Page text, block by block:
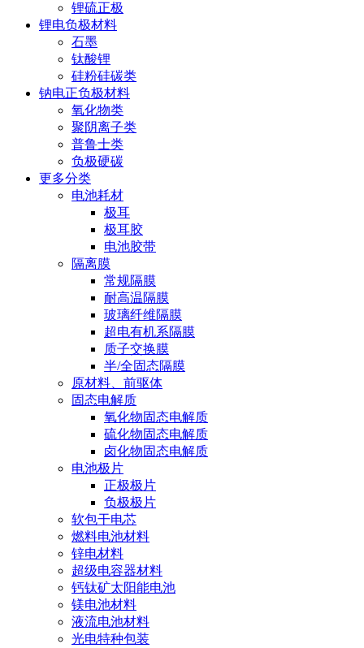
锂硫正极
锂电负极材料
石墨
钛酸锂
硅粉硅碳类
钠电正负极材料
氧化物类
聚阴离子类
普鲁士类
负极硬碳
更多分类
电池耗材
极耳
极耳胶
电池胶带
隔离膜
常规隔膜
耐高温隔膜
玻璃纤维隔膜
超电有机系隔膜
质子交换膜
半/全固态隔膜
原材料、前驱体
固态电解质
氧化物固态电解质
硫化物固态电解质
卤化物固态电解质
电池极片
正极极片
负极极片
软包干电芯
燃料电池材料
锌电材料
超级电容器材料
钙钛矿太阳能电池
镁电池材料
液流电池材料
光电特种包装